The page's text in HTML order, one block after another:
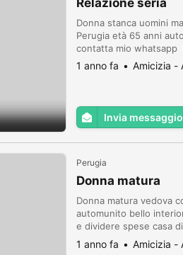
Relazione seria
Donna stanca uomini
Perugia età 65 anni
contatta mio whatsapp
1 anno fa Amicizia -
Invia messaggio
Perugia
Donna matura
Donna matura vedova
automunito bello
e dividere spese casa
requisiti contattami
1 anno fa Amicizia -